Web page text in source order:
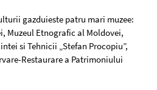
gazduieste patru mari muzee:
Muzeul Etnografic al Moldovei,
si Tehnicii „Stefan Procopiu”,
Restaurare a Patrimoniului